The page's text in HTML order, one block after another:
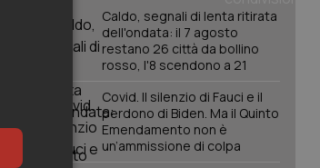
Caldo, segnali di lenta ritirata
dell'ondata: il 7 agosto
restano 26 città da bollino
rosso, l'8 scendono a 21
Covid. Il silenzio di Fauci e il
perdono di Biden. Ma il Quinto
Emendamento non è
un’ammissione di colpa